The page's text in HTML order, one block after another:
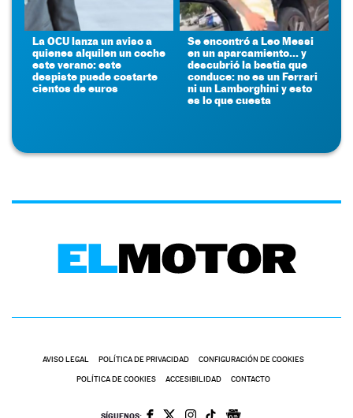
La OCU lanza un aviso a
quienes alquilen un coche
este verano: este
despiste puede costarte
cientos de euros
Se encontró a Leo Messi
en un aparcamiento... y
descubrió la bestia que
conduce: no es un Ferrari
ni un Lamborghini y esto
es lo que cuesta
AVISO LEGAL POLÍTICA DE PRIVACIDAD CONFIGURACIÓN DE COOKIES
POLÍTICA DE COOKIES ACCESIBILIDAD CONTACTO
SÍGUENOS: